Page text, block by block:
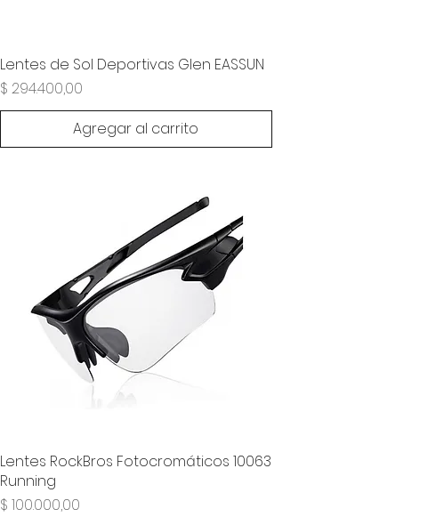
Lentes de Sol Deportivas Glen EASSUN
Precio
$ 294.400,00
Agregar al carrito
Lentes RockBros Fotocromáticos 10063
Running
Precio
$ 100.000,00